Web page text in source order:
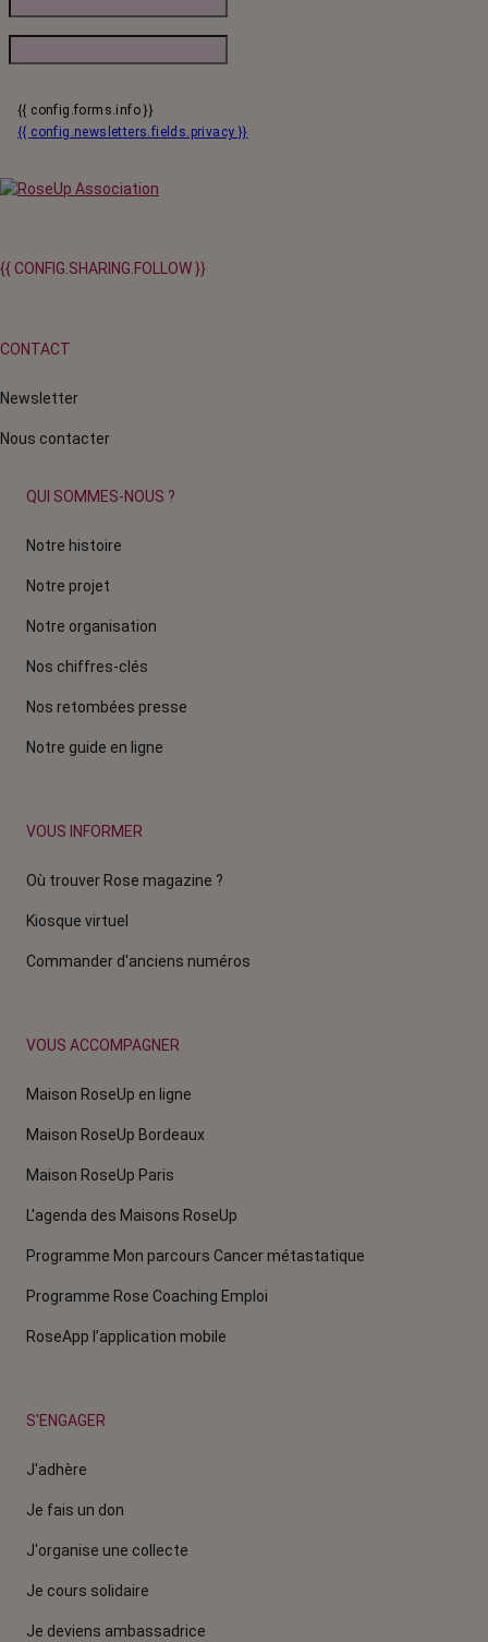
{{ config.forms.info }}
{{ config.newsletters.fields.privacy }}
{{ CONFIG.SHARING.FOLLOW }}
CONTACT
Newsletter
Nous contacter
QUI SOMMES-NOUS ?
Notre histoire
Notre projet
Notre organisation
Nos chiffres-clés
Nos retombées presse
Notre guide en ligne
VOUS INFORMER
Où trouver Rose magazine ?
Kiosque virtuel
Commander d'anciens numéros
VOUS ACCOMPAGNER
Maison RoseUp en ligne
Maison RoseUp Bordeaux
Maison RoseUp Paris
L'agenda des Maisons RoseUp
Programme Mon parcours Cancer métastatique
Programme Rose Coaching Emploi
RoseApp l’application mobile
S'ENGAGER
J'adhère
Je fais un don
J'organise une collecte
Je cours solidaire
Je deviens ambassadrice